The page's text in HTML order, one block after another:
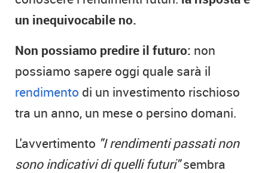
un inequivocabile no.
Non possiamo predire il futuro: non
possiamo sapere oggi quale sarà il
rendimento di un investimento rischioso
tra un anno, un mese o persino domani.
L'avvertimento "I rendimenti passati non
sono indicativi di quelli futuri"sembra